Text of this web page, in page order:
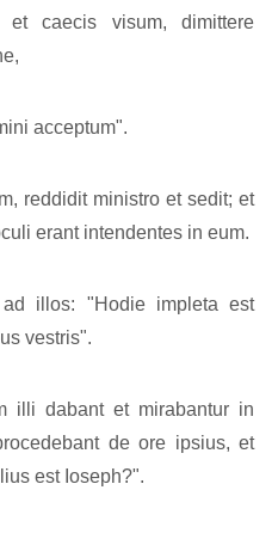
et caecis visum, dimittere
acceptum".
reddidit ministro et sedit; et
erant intendentes in eum.
illos: "Hodie impleta est
vestris".
illi dabant et mirabantur in
de ore ipsius, et
est Ioseph?".